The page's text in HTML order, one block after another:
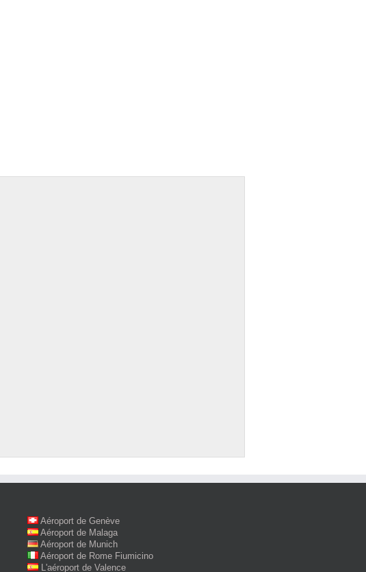
Aéroport de Genève
Aéroport de Malaga
Aéroport de Munich
Aéroport de Rome Fiumicino
L'aéroport de Valence